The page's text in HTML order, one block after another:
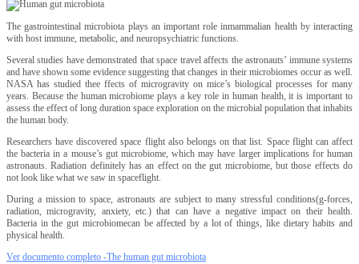
The gastrointestinal microbiota plays an important role inmammalian health by interacting
with host immune, metabolic, and neuropsychiatric functions.
Several studies have demonstrated that space travel affects the astronauts’ immune systems
and have shown some evidence suggesting that changes in their microbiomes occur as well.
NASA has studied thee ffects of microgravity on mice’s biological processes for many
years. Because the human microbiome plays a key role in human health, it is important to
assess the effect of long duration space exploration on the microbial population that inhabits
the human body.
Researchers have discovered space flight also belongs on that list. Space flight can affect
the bacteria in a mouse’s gut microbiome, which may have larger implications for human
astronauts. Radiation definitely has an effect on the gut microbiome, but those effects do
not look like what we saw in spaceflight.
During a mission to space, astronauts are subject to many stressful conditions(g-forces,
radiation, microgravity, anxiety, etc.) that can have a negative impact on their health.
Bacteria in the gut microbiomecan be affected by a lot of things, like dietary habits and
physical health.
Ver documento completo -The human gut microbiota